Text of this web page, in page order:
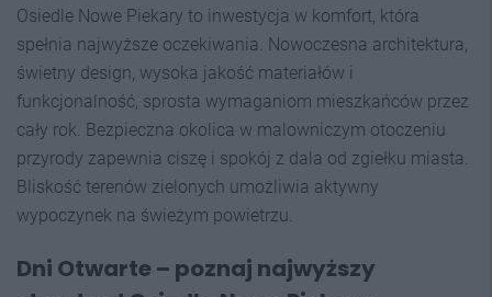
Osiedle Nowe Piekary to inwestycja w komfort, która
spełnia najwyższe oczekiwania. Nowoczesna architektura,
świetny design, wysoka jakość materiałów i
funkcjonalność, sprosta wymaganiom mieszkańców przez
cały rok. Bezpieczna okolica w malowniczym otoczeniu
przyrody zapewnia ciszę i spokój z dala od zgiełku miasta.
Bliskość terenów zielonych umożliwia aktywny
wypoczynek na świeżym powietrzu.
Dni Otwarte – poznaj najwyższy